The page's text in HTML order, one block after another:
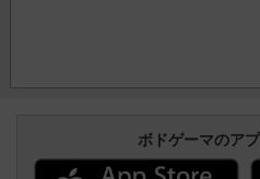
ボドゲーマのア